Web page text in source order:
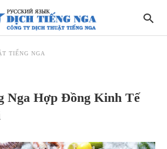
TIẾNG NGA
Nga Hợp Đồng Kinh Tế